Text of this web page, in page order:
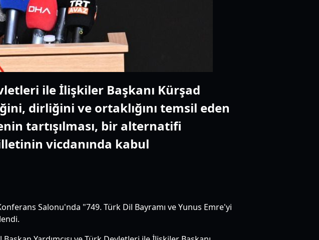
ile İlişkiler Başkanı Kürşad
dirliğini ve ortaklığını temsil eden
tartışılması, bir alternatifi
vicdanında kabul
Salonu'nda "749. Türk Dil Bayramı ve Yunus Emre'yi